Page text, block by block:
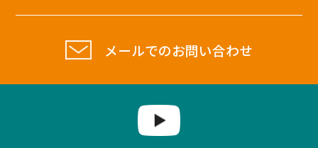
メールでのお問い合わせ